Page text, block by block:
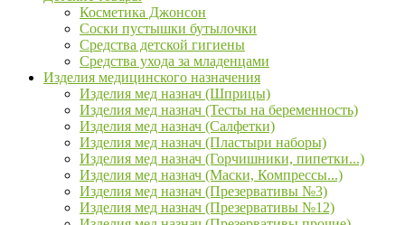
Косметика Джонсон
Соски пустышки бутылочки
Средства детской гигиены
Средства ухода за младенцами
Изделия медицинского назначения
Изделия мед назнач (Шприцы)
Изделия мед назнач (Тесты на беременность)
Изделия мед назнач (Салфетки)
Изделия мед назнач (Пластыри наборы)
Изделия мед назнач (Горчишники, пипетки...)
Изделия мед назнач (Маски, Компрессы...)
Изделия мед назнач (Презервативы №3)
Изделия мед назнач (Презервативы №12)